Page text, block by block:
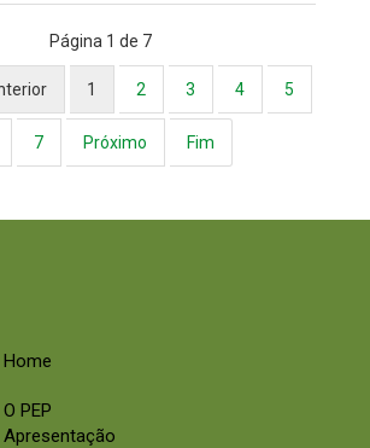
Página 1 de 7
1 2 3 4 5
7 Próximo Fim
Home
O PEP
Apresentação